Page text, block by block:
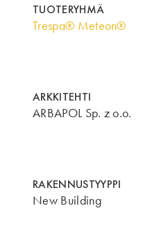
TUOTERYHMÄ
Trespa® Meteon®
ARKKITEHTI
ARBAPOL Sp. z o.o.
RAKENNUSTYYPPI
New Building